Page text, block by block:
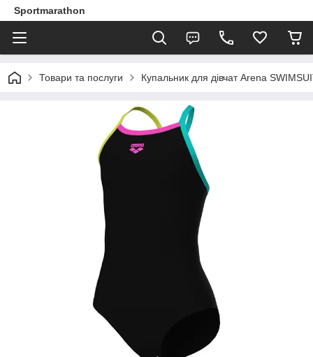
Sportmarathon
Товари та послуги Купальник для дівчат Arena